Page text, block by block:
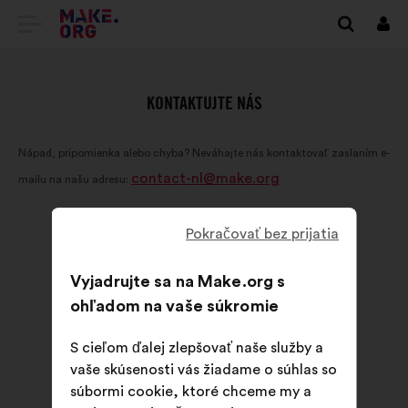
PREJSŤ
DOMOVSKÚ
MAKE.ORG
KONTAKTUJTE NÁS
Nápad, pripomienka alebo chyba? Neváhajte nás kontaktovať zaslaním e-
mailu na našu adresu: contact-nl@make.org
Pokračovať bez prijatia
Vyjadrujte sa na Make.org s
ohľadom na vaše súkromie
S cieľom ďalej zlepšovať naše služby a
vaše skúsenosti vás žiadame o súhlas so
súbormi cookie, ktoré chceme my a